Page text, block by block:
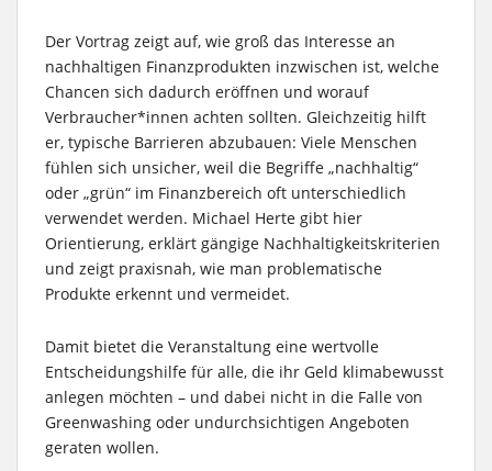
Der Vortrag zeigt auf, wie groß das Interesse an
nachhaltigen Finanzprodukten inzwischen ist, welche
Chancen sich dadurch eröffnen und worauf
Verbraucher*innen achten sollten. Gleichzeitig hilft
er, typische Barrieren abzubauen: Viele Menschen
fühlen sich unsicher, weil die Begriffe „nachhaltig“
oder „grün“ im Finanzbereich oft unterschiedlich
verwendet werden. Michael Herte gibt hier
Orientierung, erklärt gängige Nachhaltigkeitskriterien
und zeigt praxisnah, wie man problematische
Produkte erkennt und vermeidet.
Damit bietet die Veranstaltung eine wertvolle
Entscheidungshilfe für alle, die ihr Geld klimabewusst
anlegen möchten – und dabei nicht in die Falle von
Greenwashing oder undurchsichtigen Angeboten
geraten wollen.